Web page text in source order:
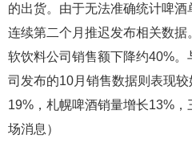
的出货。由于无法准确统计啤
连续第二个月推迟发布相关数据
软饮料公司销售额下降约40%
司发布的10月销售数据则表现
19%，札幌啤酒销量增长13%
场消息）